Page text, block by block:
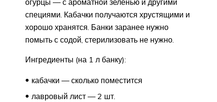
огурцы — с ароматной зеленью и другими
специями. Кабачки получаются хрустящими и
хорошо хранятся. Банки заранее нужно
помыть с содой, стерилизовать не нужно.
Ингредиенты (на 1 л банку):
кабачки — сколько поместится
лавровый лист — 2 шт.